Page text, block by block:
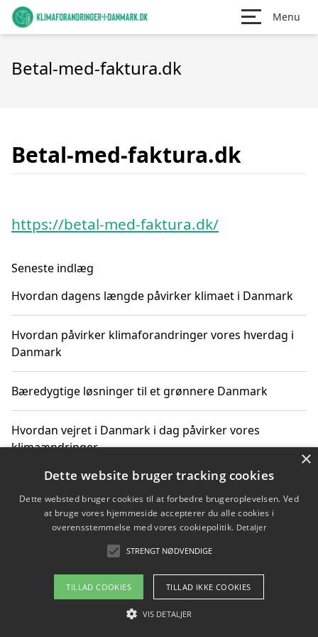
Menu
Betal-med-faktura.dk
Betal-med-faktura.dk
https://betal-med-faktura.dk/
Seneste indlæg
Hvordan dagens længde påvirker klimaet i Danmark
Hvordan påvirker klimaforandringer vores hverdag i
Danmark
Bæredygtige løsninger til et grønnere Danmark
Hvordan vejret i Danmark i dag påvirker vores
klimaændringer
Hvordan klimaændringer påvirker danske unges
gaveønsker
Om / kontakt
Blog Betingelser
×
Dette website bruger tracking cookies
Dette websted bruger cookies til at forbedre brugeroplevelsen. Ved
at bruge vores hjemmeside accepterer du alle cookies i
overensstemmelse med vores cookiepolitik. Detaljer
STRENGT NØDVENDIGE
TILLAD COOKIES TILLAD IKKE COOKIES
VIS DETALJER